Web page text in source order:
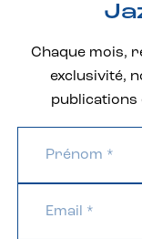
Chaque mois,
exclusivité,